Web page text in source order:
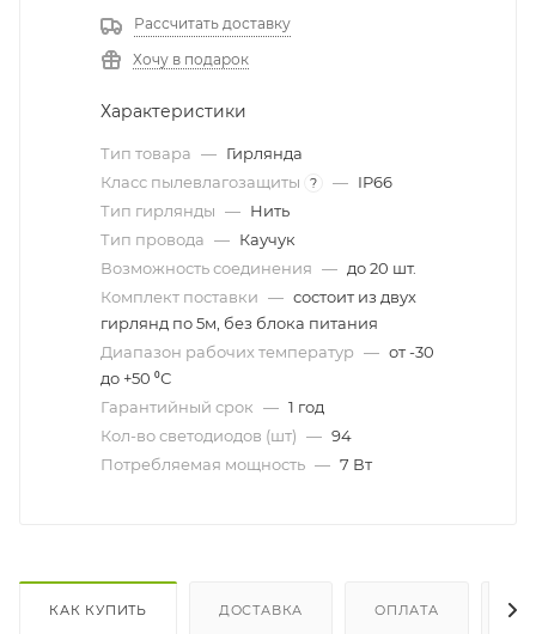
Рассчитать доставку
Хочу в подарок
Характеристики
Тип товара — Гирлянда
Класс пылевлагозащиты
? — IP66
Тип гирлянды — Нить
Тип провода — Каучук
Возможность соединения — до 20 шт.
Комплект поставки — состоит из двух
гирлянд по 5м, без блока питания
Диапазон рабочих температур — от -30
до +50 ⁰С
Гарантийный срок — 1 год
Кол-во светодиодов (шт) — 94
Потребляемая мощность — 7 Вт
КАК КУПИТЬ ДОСТАВКА ОПЛАТА